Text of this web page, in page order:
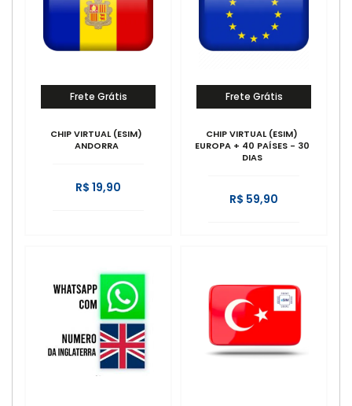
Frete Grátis
CHIP VIRTUAL (ESIM)
ANDORRA
R$ 19,90
Frete Grátis
CHIP VIRTUAL (ESIM)
EUROPA + 40 PAÍSES - 30
DIAS
R$ 59,90